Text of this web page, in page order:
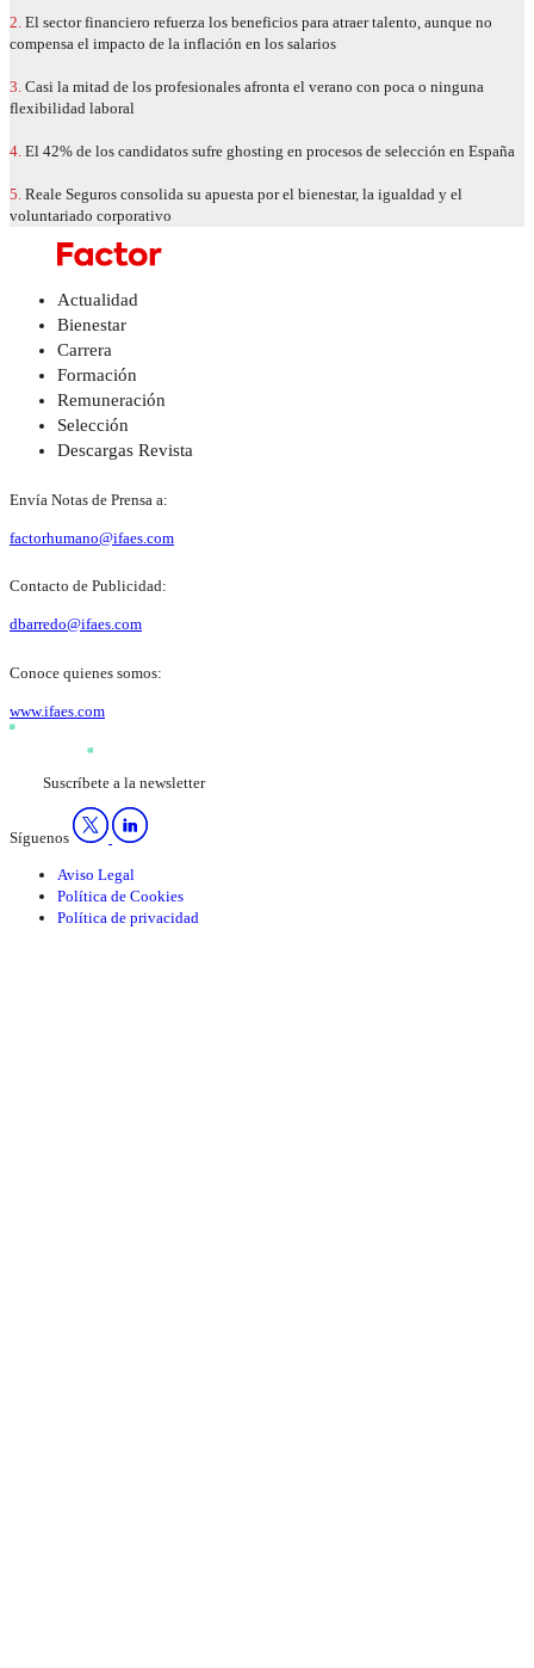
2. El sector financiero refuerza los beneficios para atraer talento, aunque no
compensa el impacto de la inflación en los salarios
3. Casi la mitad de los profesionales afronta el verano con poca o ninguna
flexibilidad laboral
4. El 42% de los candidatos sufre ghosting en procesos de selección en España
5. Reale Seguros consolida su apuesta por el bienestar, la igualdad y el
voluntariado corporativo
Actualidad
Bienestar
Carrera
Formación
Remuneración
Selección
Descargas Revista
Envía Notas de Prensa a:
factorhumano@ifaes.com
Contacto de Publicidad:
dbarredo@ifaes.com
Conoce quienes somos:
www.ifaes.com
Suscríbete a la newsletter
Síguenos
Aviso Legal
Política de Cookies
Política de privacidad